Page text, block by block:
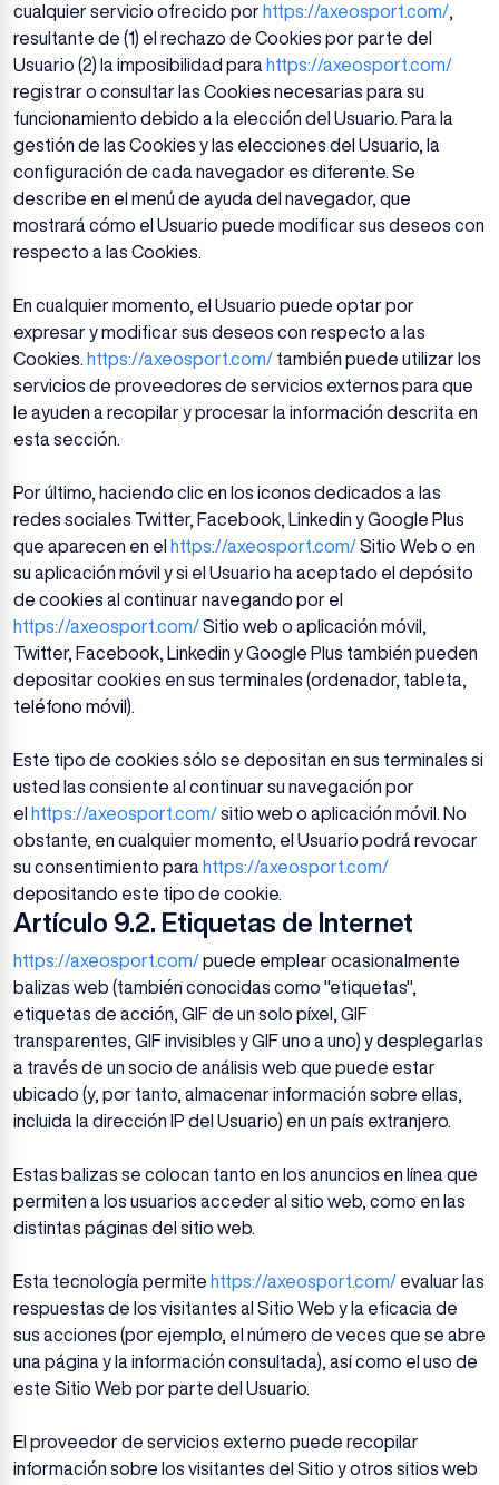
cualquier servicio ofrecido por https://axeosport.com/
resultante de (1) el rechazo de Cookies por parte del
Usuario (2) la imposibilidad para https://axeosport.com/
registrar o consultar las Cookies necesarias para su
funcionamiento debido a la elección del Usuario. Para la
gestión de las Cookies y las elecciones del Usuario, la
configuración de cada navegador es diferente. Se
describe en el menú de ayuda del navegador, que
mostrará cómo el Usuario puede modificar sus deseos con
respecto a las Cookies.
En cualquier momento, el Usuario puede optar por
expresar y modificar sus deseos con respecto a las
Cookies. https://axeosport.com/ también puede utilizar los
servicios de proveedores de servicios externos para que
le ayuden a recopilar y procesar la información descrita en
esta sección.
Por último, haciendo clic en los iconos dedicados a las
redes sociales Twitter, Facebook, Linkedin y Google Plus
que aparecen en el https://axeosport.com/Sitio Web o en
su aplicación móvil y si el Usuario ha aceptado el depósito
de cookies al continuar navegando por el
https://axeosport.com/Sitio web o aplicación móvil,
Twitter, Facebook, Linkedin y Google Plus también pueden
depositar cookies en sus terminales (ordenador, tableta,
teléfono móvil).
Este tipo de cookies sólo se depositan en sus terminales si
usted las consiente al continuar su navegación por
el https://axeosport.com/sitio web o aplicación móvil. No
obstante, en cualquier momento, el Usuario podrá revocar
su consentimiento para https://axeosport.com/
depositando este tipo de cookie.
Artículo 9.2. Etiquetas de Internet
https://axeosport.com/puede emplear ocasionalmente
balizas web (también conocidas como "etiquetas",
etiquetas de acción, GIF de un solo píxel, GIF
transparentes, GIF invisibles y GIF uno a uno) y desplegarlas
a través de un socio de análisis web que puede estar
ubicado (y, por tanto, almacenar información sobre ellas,
incluida la dirección IP del Usuario) en un país extranjero.
Estas balizas se colocan tanto en los anuncios en línea que
permiten a los usuarios acceder al sitio web, como en las
distintas páginas del sitio web.
Esta tecnología permite https://axeosport.com/ evaluar las
respuestas de los visitantes al Sitio Web y la eficacia de
sus acciones (por ejemplo, el número de veces que se abre
una página y la información consultada), así como el uso de
este Sitio Web por parte del Usuario.
El proveedor de servicios externo puede recopilar
información sobre los visitantes del Sitio y otros sitios web